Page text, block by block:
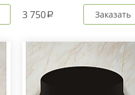
3 750a Заказать